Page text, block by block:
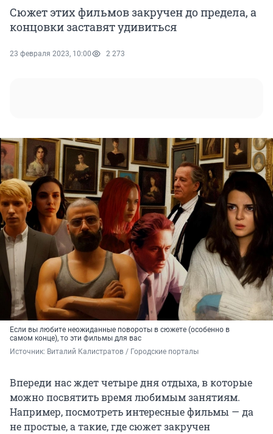
Сюжет этих фильмов закручен до предела, а
концовки заставят удивиться
23 февраля 2023, 10:00 2 273
Если вы любите неожиданные повороты в сюжете (особенно в
самом конце), то эти фильмы для вас
Источник: Виталий Калистратов / Городские порталы
Впереди нас ждет четыре дня отдыха, в которые
можно посвятить время любимым занятиям.
Например, посмотреть интересные фильмы — да
не простые, а такие, где сюжет закручен